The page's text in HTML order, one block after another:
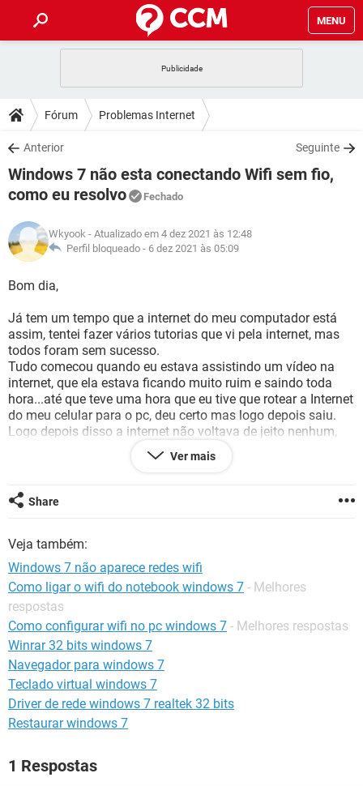
MENU
CELULAR FACEBOOK
OUTLOOK
INSTAGRAM GMAIL
GUIA DE COMPRAS
DICAS
JOGOS WHATSAPP
OUTLOOK
GUIA DE COMPRAS
DOWNLOADS
JOGOS WHATSAPP
CELULAR
OUTLOOK EXCEL
INSTAGRAM
GUIA DE COMPRAS
CELULAR FACEBOOK
GUIA DE COMPRAS
GLOSSÁRIO
JOGOS
CELULAR
OUTLOOK EXCEL
INSTAGRAM GMAIL
GUIA DE COMPRAS
Fórum Problemas Internet
Anterior Seguinte
Windows 7 não esta conectando Wifi sem fio,
como eu resolvo
Fechado
Wkyook - Atualizado em 4 dez 2021 às 12:48
Perfil bloqueado - 6 dez 2021 às 05:09
Bom dia,
Já tem um tempo que a internet do meu computador está
assim, tentei fazer vários tutorias que vi pela internet, mas
todos foram sem sucesso.
Tudo comecou quando eu estava assistindo um vídeo na
internet, que ela estava ficando muito ruim e saindo toda
hora...até que teve uma hora que eu tive que rotear a Internet
do meu celular para o pc, deu certo mas logo depois saiu.
Logo depois disso a internet não voltava de jeito nenhum,
tentei reiniciar o PC, conectar e desconectar o adaptador,
atualizar os drivers, gerenciei as redes sem fio configurando
nenhum funcionou! quando vou tentar ver o tcp/ip ele diz
que minha placa de internet está desativada sendo que ela
mas agora nem isso dá. Só consigo conectar a internet no
PC por meio de cabos que ligo no meu celular, isso porque
sempre que vou tentar me conectar na minha rede aparece a
seguinte mensagem "O Windows não pôde se conectar a (
nome da rede) ". Já tentei abrir a solução de problemas, mas
nem isso dá certo...
Alguém me ajuda a resolver esse problema. Eu uso o
Windows7
Configuração: Android / Chrome 81.0.4044.138
Ver mais
Share
Veja também:
Windows 7 não aparece redes wifi
Como ligar o wifi do notebook windows 7 - Melhores
respostas
Como configurar wifi no pc windows 7 - Melhores respostas
Winrar 32 bits windows 7
Navegador para windows 7
Teclado virtual windows 7
Driver de rede windows 7 realtek 32 bits
Restaurar windows 7
1 Respostas